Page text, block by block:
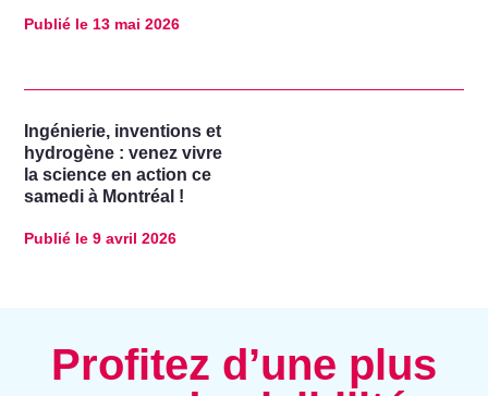
Publié le 13 mai 2026
Ingénierie, inventions et
hydrogène : venez vivre
la science en action ce
samedi à Montréal !
Publié le 9 avril 2026
Profitez d’une plus